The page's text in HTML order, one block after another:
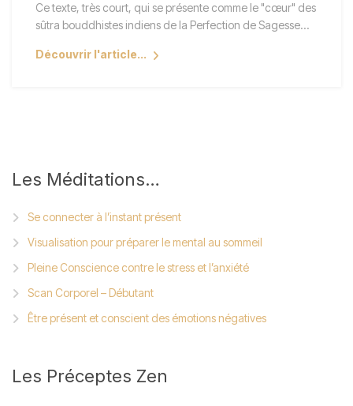
Ce texte, très court, qui se présente comme le "cœur" des
sûtra bouddhistes indiens de la Perfection de Sagesse…
Découvrir l'article...
Les Méditations…
Se connecter à l’instant présent
Visualisation pour préparer le mental au sommeil
Pleine Conscience contre le stress et l’anxiété
Scan Corporel – Débutant
Être présent et conscient des émotions négatives
Les Préceptes Zen